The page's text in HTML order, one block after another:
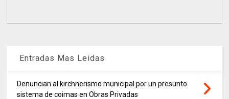
Entradas Mas Leidas
Denuncian al kirchnerismo municipal por un presunto
sistema de coimas en Obras Privadas